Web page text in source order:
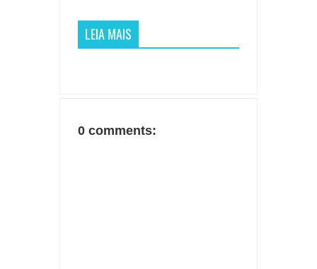
LEIA MAIS
0 comments: